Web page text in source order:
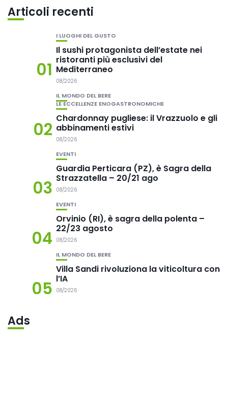
Articoli recenti
01
I LUOGHI DEL GUSTO
Il sushi protagonista dell’estate nei
ristoranti più esclusivi del
Mediterraneo
08/2026
02
IL MONDO DEL BERE
LE ECCELLENZE ENOGASTRONOMICHE
Chardonnay pugliese: il Vrazzuolo e gli
abbinamenti estivi
08/2026
03
EVENTI
Guardia Perticara (PZ), è Sagra della
Strazzatella – 20/21 ago
08/2026
04
EVENTI
Orvinio (RI), è sagra della polenta –
22/23 agosto
08/2026
05
IL MONDO DEL BERE
Villa Sandi rivoluziona la viticoltura con
l’IA
08/2026
Ads